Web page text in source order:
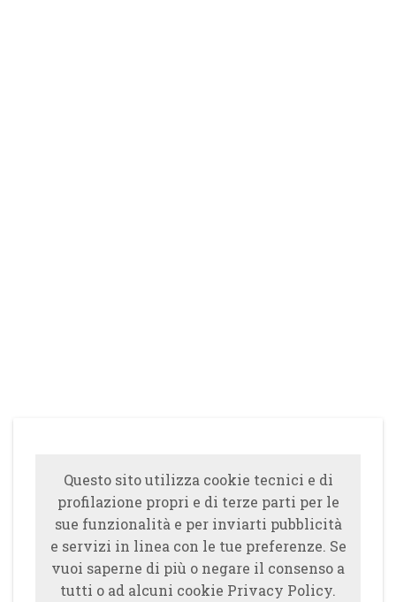
Questo sito utilizza cookie tecnici e di
profilazione propri e di terze parti per le
sue funzionalità e per inviarti pubblicità
e servizi in linea con le tue preferenze. Se
vuoi saperne di più o negare il consenso a
tutti o ad alcuni cookie Privacy Policy.